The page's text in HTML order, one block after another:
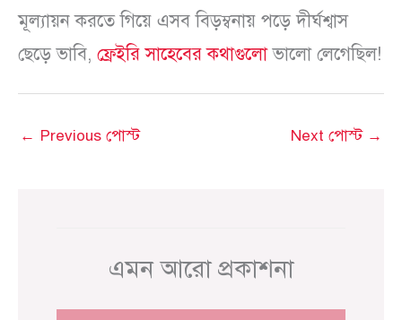
মূল্যায়ন করতে গিয়ে এসব বিড়ম্বনায় পড়ে দীর্ঘশ্বাস
ছেড়ে ভাবি, ফ্রেইরি সাহেবের কথাগুলোভালো লেগেছিল!
← Previous পোস্ট Next পোস্ট →
এমন আরো প্রকাশনা